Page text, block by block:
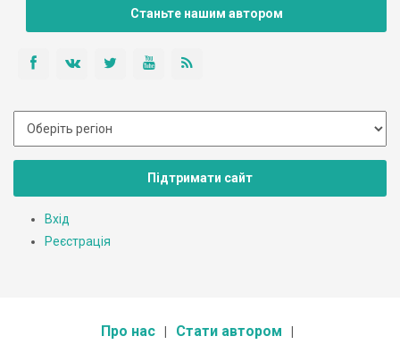
Станьте нашим автором
Підтримати сайт
Вхід
Реєстрація
Про нас Стати автором